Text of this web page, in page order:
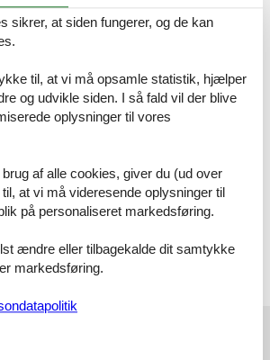
-einstellplatz
mit Rundumblick auf die Berge
für die kleinen Gäste
Momente im Erlenhof – deinem perfekten
sikrer, at siden fungerer, og de kan
til, at vi må opsamle statistik, hjælper
og udvikle siden. I så fald vil der blive
oplysninger til vores
af alle cookies, giver du (ud over
at vi må videresende oplysninger til
på personaliseret markedsføring.
ændre eller tilbagekalde dit samtykke
markedsføring.